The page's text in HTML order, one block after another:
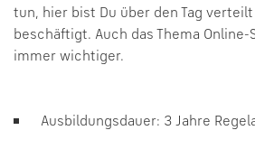
tun, hier bist Du über den Tag
beschäftigt. Auch das Thema
immer wichtiger.
Ausbildungsdauer: 3 Jahre